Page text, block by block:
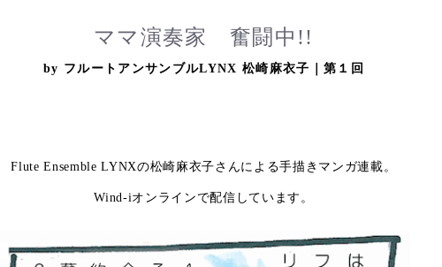
ママ演奏家 奮闘中!!
by フルートアンサンブルLYNX 松崎麻衣子｜第１回
Flute Ensemble LYNXの松崎麻衣子さんによる手描きマンガ連載。
Wind-iオンラインで配信しています。